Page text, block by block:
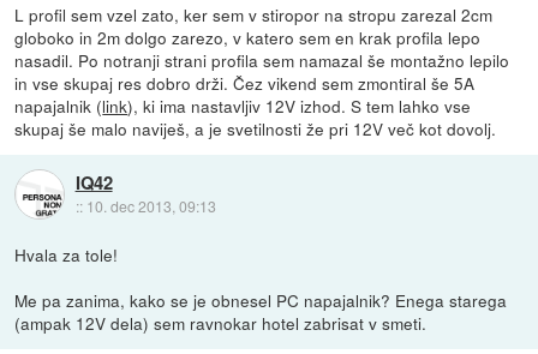
L profil sem vzel zato, ker sem v stiropor na stropu zarezal 2cm
globoko in 2m dolgo zarezo, v katero sem en krak profila lepo
nasadil. Po notranji strani profila sem namazal še montažno lepilo
in vse skupaj res dobro drži. Čez vikend sem zmontiral še 5A
napajalnik (link), ki ima nastavljiv 12V izhod. S tem lahko vse
skupaj še malo naviješ, a je svetilnosti že pri 12V več kot dovolj.
IQ42
:: 10. dec 2013, 09:13
Hvala za tole!
Me pa zanima, kako se je obnesel PC napajalnik? Enega starega
(ampak 12V dela) sem ravnokar hotel zabrisat v smeti.